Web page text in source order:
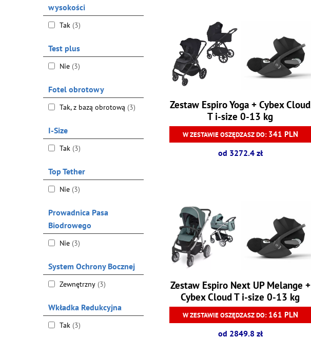
wysokości
Tak (3)
Test plus
Nie (3)
Fotel obrotowy
Tak, z bazą obrotową (3)
I-Size
Tak (3)
Top Tether
Nie (3)
Prowadnica Pasa
Biodrowego
Nie (3)
System Ochrony Bocznej
Zewnętrzny (3)
Wkładka Redukcyjna
Tak (3)
Zestaw Espiro Yoga + Cybex Cloud
T i-size 0-13 kg
W ZESTAWIE OSZĘDZASZ DO: 341 PLN
od 3272.4 zł
Zestaw Espiro Next UP Melange +
Cybex Cloud T i-size 0-13 kg
W ZESTAWIE OSZĘDZASZ DO: 161 PLN
od 2849.8 zł